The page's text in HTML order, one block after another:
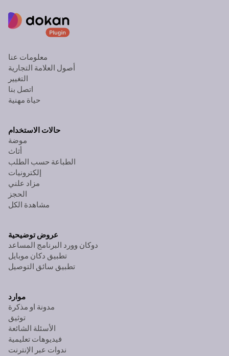
معلومات عنا
أصول العلامة التجارية
التغيير
اتصل بنا
حياة مهنية
حالات الاستخدام
موضة
أثاث
الطباعة حسب الطلب
إلكترونيات
مزاد علني
الحجز
مشاهدة الكل
عروض توضيحية
دوكان وورد البرنامج المساعد
تطبيق دكان موبايل
تطبيق سائق التوصيل
موارد
مدونة او مذكرة
توثيق
الأسئلة الشائعة
فيديوهات تعليمية
ندوات عبر الإنترنت